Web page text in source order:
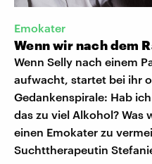
Emokater
Wenn wir nach dem
Wenn Selly nach einem
aufwacht, startet bei ihr
Gedankenspirale: Hab
das zu viel Alkohol? Was
einen Emokater zu
Suchttherapeutin